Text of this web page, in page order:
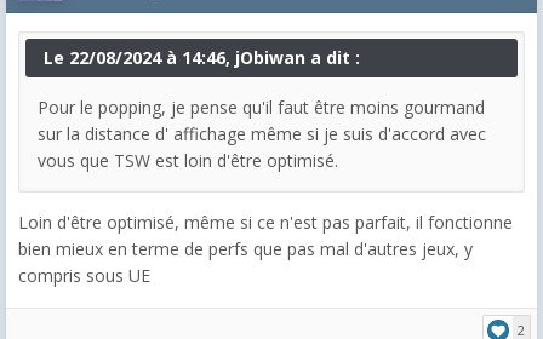
Le 22/08/2024 à 14:46, jObiwan a dit :
Pour le popping, je pense qu'il faut être moins gourmand
sur la distance d' affichage même si je suis d'accord avec
vous que TSW est loin d'être optimisé.
Loin d'être optimisé, même si ce n'est pas parfait, il fonctionne
bien mieux en terme de perfs que pas mal d'autres jeux, y
compris sous UE
2